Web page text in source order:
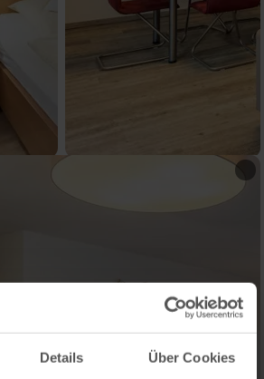
Details Über Cookies